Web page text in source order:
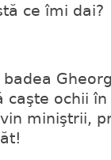
ce îmi dai?
caşte ochii
miniştrii,